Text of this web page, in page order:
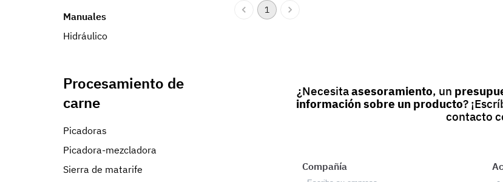
Manuales
Hidráulico
Procesamiento de
carne
Picadoras
Picadora-mezcladora
Sierra de matarife
1
¿Necesitaasesoramiento, un
información sobre un producto?
contacto
Compañía